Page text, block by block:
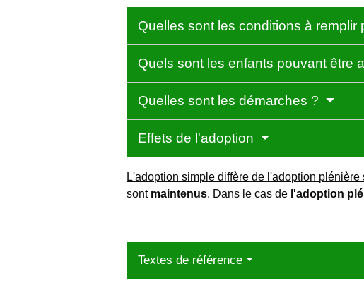
Quelles sont les conditions à remplir
Quels sont les enfants pouvant être
Quelles sont les démarches ?
Effets de l'adoption
L'adoption simple diffère de l'adoption
sont maintenus. Dans le cas de l'adoption
Textes de référence